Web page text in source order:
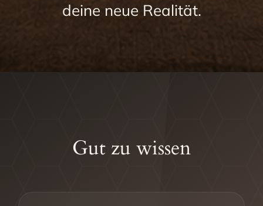
deine neue Realität.
Gut zu wissen